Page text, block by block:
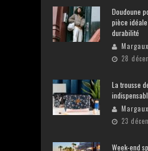
Doudoune
pièce
durabilité
28
La trousse
23
Week-end